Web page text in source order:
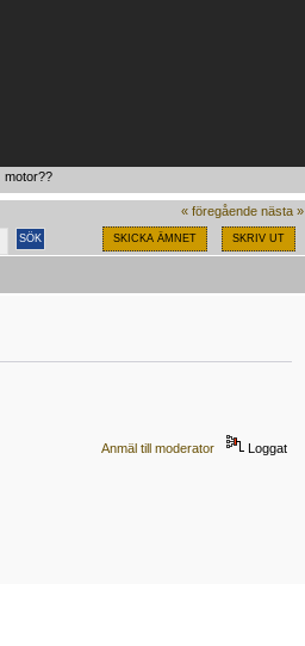
motor??
« föregående nästa »
SKICKA ÄMNET SKRIV UT
Anmäl till moderator Loggat